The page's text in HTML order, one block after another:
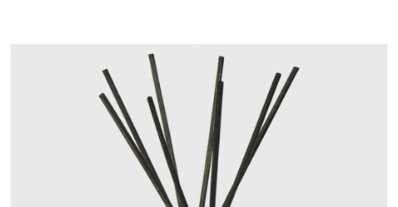
Marques Françaises